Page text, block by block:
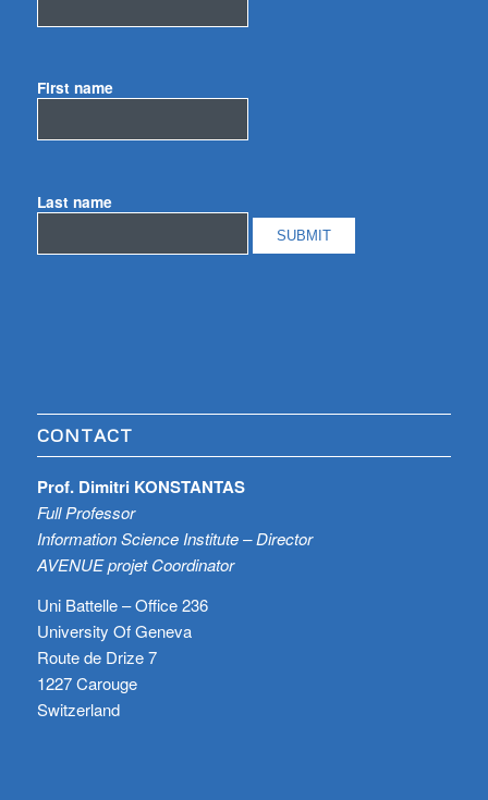
First name
Last name
CONTACT
Prof. Dimitri KONSTANTAS
Full Professor
Information Science Institute – Director
AVENUE projet Coordinator
Uni Battelle – Office 236
University Of Geneva
Route de Drize 7
1227 Carouge
Switzerland